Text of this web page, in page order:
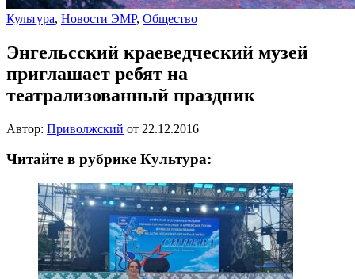
Культура, Новости ЭМР, Общество
Энгельсский краеведческий музей
приглашает ребят на
театрализованный праздник
Автор: Приволжский от 22.12.2016
Читайте в рубрике Культура: